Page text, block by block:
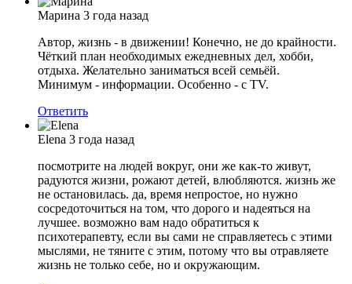
Марина 3 года назад
Автор, жизнь - в движении! Конечно, не до крайности.
Чёткий план необходимых ежедневных дел, хобби,
отдыха. Желательно заниматься всей семьёй.
Минимум - информации. Особенно - с TV.
Ответить
Elena 3 года назад
посмотрите на людей вокруг, они же как-то живут,
радуются жизни, рожают детей, влюбляются. жизнь же
не остановилась. да, время непростое, но нужно
сосредоточиться на том, что дорого и надеяться на
лучшее. возможно вам надо обратиться к
психотерапевту, если вы сами не справляетесь с этими
мыслями, не тяните с этим, потому что вы отравляете
жизнь не только себе, но и окружающим.